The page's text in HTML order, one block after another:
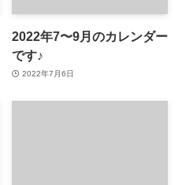
2022年7〜9月のカレンダー
です♪
2022年7月6日